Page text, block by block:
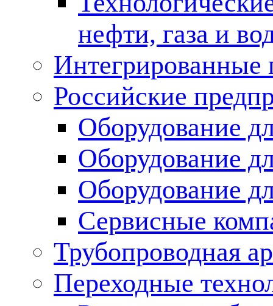
нефти, газа и
Российские
Оборудование
Оборудование
Оборудование
Сервисные
Трубопроводная
Переходные